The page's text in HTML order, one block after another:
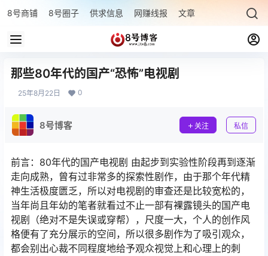
8号商铺 8号圈子 供求信息 网赚线报 文章专题 最新文章
那些80年代的国产“恐怖”电视剧
25年8月22日 0
8号博客 关注 私信
前言：80年代的国产电视剧 由起步到实验性阶段再到逐渐
走向成熟，曾有过非常多的探索性剧作，由于那个年代精
神生活极度匮乏，所以对电视剧的审查还是比较宽松的，
当年尚且年幼的笔者就看过不止一部有裸露镜头的国产电
视剧（绝对不是失误或穿帮），尺度一大，个人的创作风
格便有了充分展示的空间，所以很多剧作为了吸引观众，
都会别出心裁不同程度地给予观众视觉上和心理上的刺